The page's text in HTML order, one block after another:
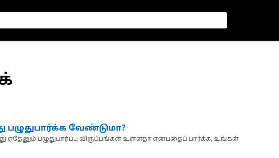
வேண்டுமா?
ஏதேனும் பழுதுபார்ப்பு விருப்பங்கள் உள்ளதா என்பதைப் பார்க்க, உங்கள்